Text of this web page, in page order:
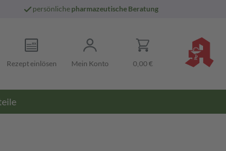
persönliche pharmazeutische Beratung
Rezept einlösen Mein Konto 0,00 €